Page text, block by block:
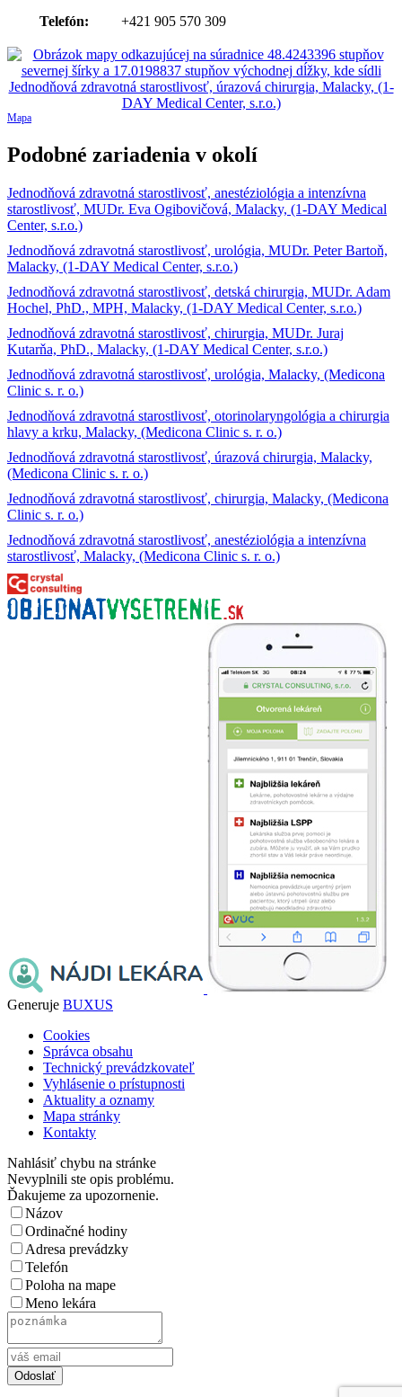
Telefón: +421 905 570 309
Mapa
Podobné zariadenia v okolí
Jednodňová zdravotná starostlivosť, anestéziológia a intenzívna
starostlivosť, MUDr. Eva Ogibovičová, Malacky, (1-DAY Medical
Center, s.r.o.)
Jednodňová zdravotná starostlivosť, urológia, MUDr. Peter Bartoň,
Malacky, (1-DAY Medical Center, s.r.o.)
Jednodňová zdravotná starostlivosť, detská chirurgia, MUDr. Adam
Hochel, PhD., MPH, Malacky, (1-DAY Medical Center, s.r.o.)
Jednodňová zdravotná starostlivosť, chirurgia, MUDr. Juraj
Kutarňa, PhD., Malacky, (1-DAY Medical Center, s.r.o.)
Jednodňová zdravotná starostlivosť, urológia, Malacky, (Medicona
Clinic s. r. o.)
Jednodňová zdravotná starostlivosť, otorinolaryngológia a chirurgia
hlavy a krku, Malacky, (Medicona Clinic s. r. o.)
Jednodňová zdravotná starostlivosť, úrazová chirurgia, Malacky,
(Medicona Clinic s. r. o.)
Jednodňová zdravotná starostlivosť, chirurgia, Malacky, (Medicona
Clinic s. r. o.)
Jednodňová zdravotná starostlivosť, anestéziológia a intenzívna
starostlivosť, Malacky, (Medicona Clinic s. r. o.)
Generuje BUXUS
Cookies
Správca obsahu
Technický prevádzkovateľ
Vyhlásenie o prístupnosti
Aktuality a oznamy
Mapa stránky
Kontakty
Nahlásiť chybu na stránke
Nevyplnili ste opis problému.
Ďakujeme za upozornenie.
Názov
Ordinačné hodiny
Adresa prevádzky
Telefón
Poloha na mape
Meno lekára